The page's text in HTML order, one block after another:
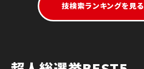
技検索ランキングを見る